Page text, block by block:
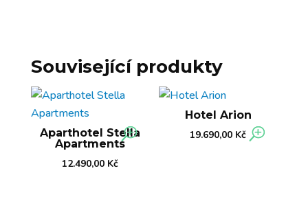
Související produkty
Aparthotel Stella
Apartments
12.490,00 Kč
Hotel Arion
19.690,00 Kč